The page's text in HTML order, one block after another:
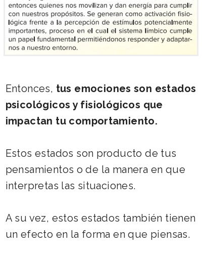
Entonces, tus emociones son estados
psicológicos y fisiológicos que
impactan tu comportamiento.
Estos estados son producto de tus
pensamientos o de la manera en que
interpretas las situaciones.
A su vez, estos estados también tienen
un efecto en la forma en que piensas.